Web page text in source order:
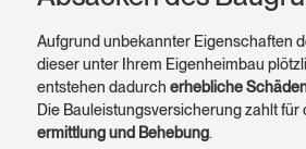
Aufgrund unbekannter Eigen­schaften
dieser unter Ihrem Eigenheim­bau
entstehen dadurch erheb­liche
Die Bauleistungs­versicherung zahlt für
ermittlung und Behebung.